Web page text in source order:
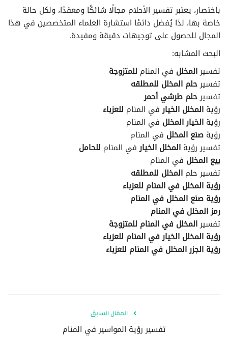
باختصار، يعتبر تفسير الأحلام مجالًا شائكًا ومعقدًا، ولكل حالة
خاصة بها، لذا يُفضل دائمًا استشارة العلماء المتخصصين في هذا
المجال للحصول على توجيهات دقيقة ومفيدة.
البحث المشابه:
تفسيرالمخلل في المنام للمتزوجة
تفسيرحلم المخلل للمطلقه
تفسيرحلم طرشي أحمر
رؤية المخلل الخيار في المنام للعزباء
رؤية الخيار المخلل في المنام
رؤية صنع المخلل في المنام
تفسير رؤية المخلل الخيار في المنام للحامل
بيع المخلل في المنام
تفسير حلم المخلل للمطلقه
رؤية المخلل في المنام للعزباء
رؤية صنع المخلل في المنام
رمز المخلل في المنام
تفسيرالمخلل في المنام للمتزوجة
رؤية المخلل الخيار في المنام للعزباء
رؤية الجزر المخلل في المنام للعزباء
المقال السابق
تفسير رؤية المواسير في المنام